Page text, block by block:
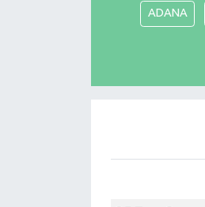
ADANA